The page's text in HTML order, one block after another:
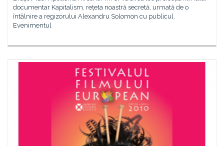
documentar Kapitalism, rețeta noastră secretă, urmată de o
întâlnire a regizorului Alexandru Solomon cu publicul.
Evenimentul